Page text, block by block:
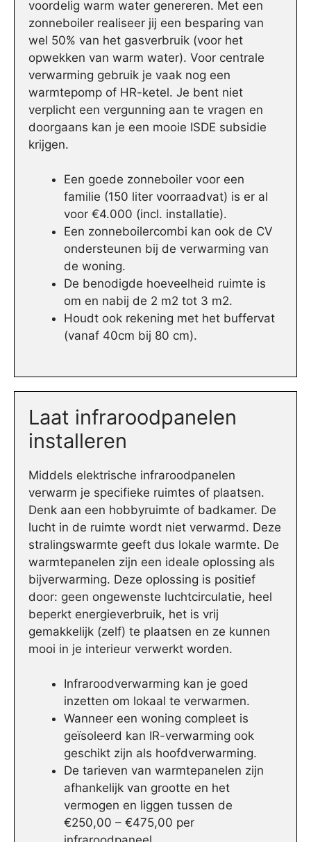
voordelig warm water genereren. Met een
zonneboiler realiseer jij een besparing van
wel 50% van het gasverbruik (voor het
opwekken van warm water). Voor centrale
verwarming gebruik je vaak nog een
warmtepomp of HR-ketel. Je bent niet
verplicht een vergunning aan te vragen en
doorgaans kan je een mooie ISDE subsidie
krijgen.
Een goede zonneboiler voor een
familie (150 liter voorraadvat) is er al
voor €4.000 (incl. installatie).
Een zonneboilercombi kan ook de CV
ondersteunen bij de verwarming van
de woning.
De benodigde hoeveelheid ruimte is
om en nabij de 2 m2 tot 3 m2.
Houdt ook rekening met het buffervat
(vanaf 40cm bij 80 cm).
Laat infraroodpanelen
installeren
Middels elektrische infraroodpanelen
verwarm je specifieke ruimtes of plaatsen.
Denk aan een hobbyruimte of badkamer. De
lucht in de ruimte wordt niet verwarmd. Deze
stralingswarmte geeft dus lokale warmte. De
warmtepanelen zijn een ideale oplossing als
bijverwarming. Deze oplossing is positief
door: geen ongewenste luchtcirculatie, heel
beperkt energieverbruik, het is vrij
gemakkelijk (zelf) te plaatsen en ze kunnen
mooi in je interieur verwerkt worden.
Infraroodverwarming kan je goed
inzetten om lokaal te verwarmen.
Wanneer een woning compleet is
geïsoleerd kan IR-verwarming ook
geschikt zijn als hoofdverwarming.
De tarieven van warmtepanelen zijn
afhankelijk van grootte en het
vermogen en liggen tussen de
€250,00 – €475,00 per